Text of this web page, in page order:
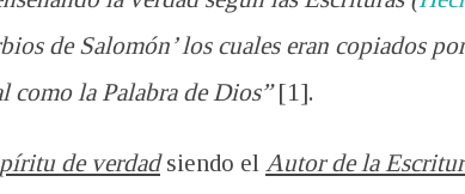
de Salomón’ los cuales eran copiados
como la Palabra de Dios”[1].
de verdadsiendo el Autor de la